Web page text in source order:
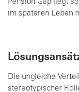
Pension Gap liegt
im späteren Leben
Die ungleiche
stereotypischer